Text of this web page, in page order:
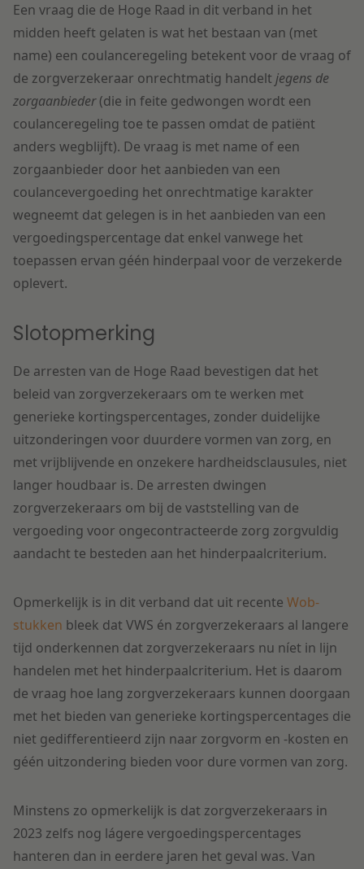
Een vraag die de Hoge Raad in dit verband in het
midden heeft gelaten is wat het bestaan van (met
name) een coulanceregeling betekent voor de vraag of
de zorgverzekeraar onrechtmatig handelt jegens de
zorgaanbieder(die in feite gedwongen wordt een
coulanceregeling toe te passen omdat de patiënt
anders wegblijft). De vraag is met name of een
zorgaanbieder door het aanbieden van een
coulancevergoeding het onrechtmatige karakter
wegneemt dat gelegen is in het aanbieden van een
vergoedingspercentage dat enkel vanwege het
toepassen ervan géén hinderpaal voor de verzekerde
oplevert.
Slotopmerking
De arresten van de Hoge Raad bevestigen dat het
beleid van zorgverzekeraars om te werken met
generieke kortingspercentages, zonder duidelijke
uitzonderingen voor duurdere vormen van zorg, en
met vrijblijvende en onzekere hardheidsclausules, niet
langer houdbaar is. De arresten dwingen
zorgverzekeraars om bij de vaststelling van de
vergoeding voor ongecontracteerde zorg zorgvuldig
aandacht te besteden aan het hinderpaalcriterium.
Opmerkelijk is in dit verband dat uit recente Wob-
stukken bleek dat VWS én zorgverzekeraars al langere
tijd onderkennen dat zorgverzekeraars nu níet in lijn
handelen met het hinderpaalcriterium. Het is daarom
de vraag hoe lang zorgverzekeraars kunnen doorgaan
met het bieden van generieke kortingspercentages die
niet gedifferentieerd zijn naar zorgvorm en -kosten en
géén uitzondering bieden voor dure vormen van zorg.
Minstens zo opmerkelijk is dat zorgverzekeraars in
2023 zelfs nog lágere vergoedingspercentages
hanteren dan in eerdere jaren het geval was. Van